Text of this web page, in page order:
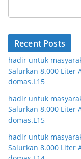
Recent Posts
hadir untuk
Salurkan 8.000 Liter
domas.L15
hadir untuk
Salurkan 8.000 Liter
domas.L15
hadir untuk
Salurkan 8.000 Liter